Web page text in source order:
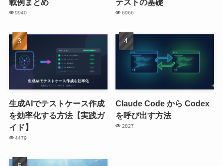
載例まとめ
9940
テストの基礎
6966
生成AIでテストケース作成
を効率化する方法【実践ガ
イド】
4479
Claude Code から Codex
を呼び出す方法
2827